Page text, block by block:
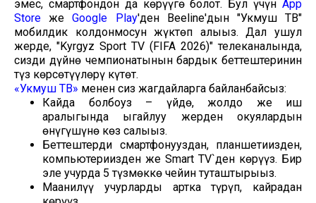
эмес, смартфондон да көрүүгө болот. Бул үчүн App
Store жеGoogle Play'ден Beeline'дын "Укмуш ТВ"
мобилдик колдонмосун жүктөп алыңыз. Дал ушул
жерде, "Kyrgyz Sport TV (FIFA 2026)" телеканалында,
сизди дүйнө чемпионатынын бардык беттештеринин
түз көрсөтүүлөрү күтөт.
«Укмуш ТВ» менен сиз жагдайларга байланбайсыз:
Кайда болбоңуз – үйдө, жолдо же иш
аралыгында ыңгайлуу жерден окуялардын
өнүгүшүнө көз салыңыз.
Беттештерди смартфонуңуздан, планшетиңизден,
компьютериңизден же Smart TV`ден көрүңүз. Бир
эле учурда 5 түзмөккө чейин туташтырыңыз.
Маанилүү учурларды артка түрүп, кайрадан